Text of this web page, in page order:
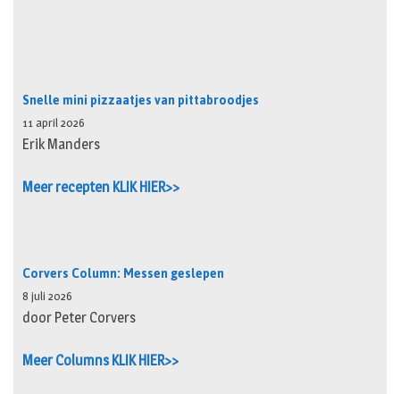
Snelle mini pizzaatjes van pittabroodjes
11 april 2026
Erik Manders
Meer recepten KLIK HIER>>
Corvers Column: Messen geslepen
8 juli 2026
door Peter Corvers
Meer Columns KLIK HIER>>